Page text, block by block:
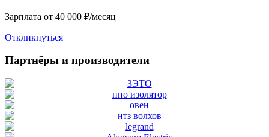
Зарплата от 40 000 ₽/месяц
Откликнуться
Партнёры и производители